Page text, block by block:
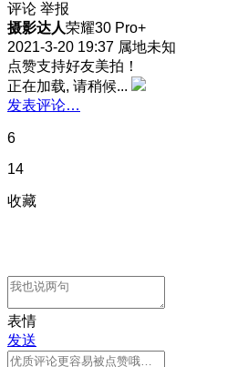
评论 举报
摄影达人荣耀30 Pro+
2021-3-20 19:37 属地未知
点赞支持好友美拍！
正在加载, 请稍候...
发表评论…
6
14
收藏
表情
发送